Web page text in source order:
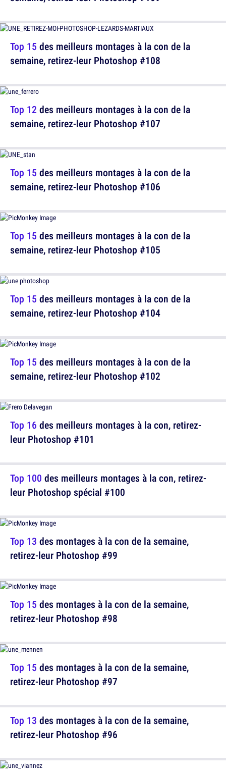
Top 15 des meilleurs montages à la con de la
semaine, retirez-leur Photoshop #108
Top 15 des meilleurs montages à la con de la
semaine, retirez-leur Photoshop #106
Top 15 des meilleurs montages à la con de la
semaine, retirez-leur Photoshop #104
Top 16 des meilleurs montages à la con, retirez-
leur Photoshop #101
Top 13 des montages à la con de la semaine,
retirez-leur Photoshop #99
Top 15 des montages à la con de la semaine,
retirez-leur Photoshop #97
Top 12 des meilleurs montages à la con de la
semaine, retirez-leur Photoshop #107
Top 15 des meilleurs montages à la con de la
semaine, retirez-leur Photoshop #105
Top 15 des meilleurs montages à la con de la
semaine, retirez-leur Photoshop #102
Top 100 des meilleurs montages à la con, retirez-
leur Photoshop spécial #100
Top 15 des montages à la con de la semaine,
retirez-leur Photoshop #98
Top 13 des montages à la con de la semaine,
retirez-leur Photoshop #96